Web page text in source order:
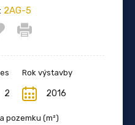
2AG-5
2
Rok výstavby
2016
pozemku (m²)